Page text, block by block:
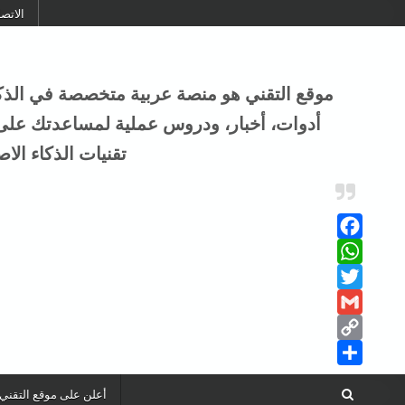
أدوات، أخبار، ودروس عملية لمساعدتك على
تقنيات الذكاء
Facebook
WhatsApp
Twitter
Gmail
Copy
Link
Share
أعلن على موقع التقني